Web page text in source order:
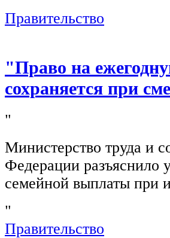
Правительство
"Право на
сохраняется при
"
Министерство труда и
Федерации разъяснило
семейной выплаты при
"
Правительство